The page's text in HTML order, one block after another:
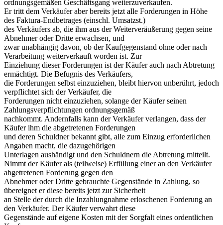
ordnungsgemäßen Geschäftsgang weiterzuverkaufen.
Er tritt dem Verkäufer aber bereits jetzt alle Forderungen in Höhe
des Faktura-Endbetrages (einschl. Umsatzst.)
des Verkäufers ab, die ihm aus der Weiterveräußerung gegen seine
Abnehmer oder Dritte erwachsen, und
zwar unabhängig davon, ob der Kaufgegenstand ohne oder nach
Verarbeitung weiterverkauft worden ist. Zur
Einziehung dieser Forderungen ist der Käufer auch nach Abtretung
ermächtigt. Die Befugnis des Verkäufers,
die Forderungen selbst einzuziehen, bleibt hiervon unberührt, jedoch
verpflichtet sich der Verkäufer, die
Forderungen nicht einzuziehen, solange der Käufer seinen
Zahlungsverpflichtungen ordnungsgemäß
nachkommt. Andernfalls kann der Verkäufer verlangen, dass der
Käufer ihm die abgetretenen Forderungen
und deren Schuldner bekannt gibt, alle zum Einzug erforderlichen
Angaben macht, die dazugehörigen
Unterlagen aushändigt und den Schuldnern die Abtretung mitteilt.
Nimmt der Käufer als (teilweise) Erfüllung einer an den Verkäufer
abgetretenen Forderung gegen den
Abnehmer oder Dritte gebrauchte Gegenstände in Zahlung, so
übereignet er diese bereits jetzt zur Sicherheit
an Stelle der durch die Inzahlungnahme erloschenen Forderung an
den Verkäufer. Der Käufer verwahrt diese
Gegenstände auf eigene Kosten mit der Sorgfalt eines ordentlichen